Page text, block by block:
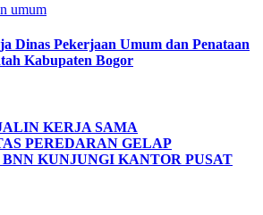
Dinas Pekerjaan Umum dan Penataan
Kabupaten Bogor
KERJA SAMA
PEREDARAN GELAP
KUNJUNGI KANTOR PUSAT